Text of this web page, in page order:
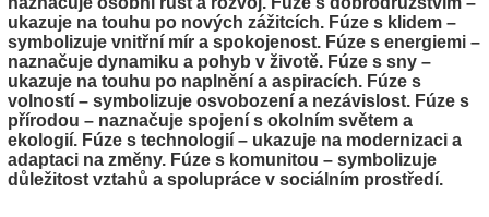
ukazuje na touhu po nových zážitcích. Fúze s klidem –
symbolizuje vnitřní mír a spokojenost. Fúze s energiemi –
naznačuje dynamiku a pohyb v životě. Fúze s sny –
ukazuje na touhu po naplnění a aspiracích. Fúze s
volností – symbolizuje osvobození a nezávislost. Fúze s
přírodou – naznačuje spojení s okolním světem a
ekologií. Fúze s technologií – ukazuje na modernizaci a
adaptaci na změny. Fúze s komunitou – symbolizuje
důležitost vztahů a spolupráce v sociálním prostředí.